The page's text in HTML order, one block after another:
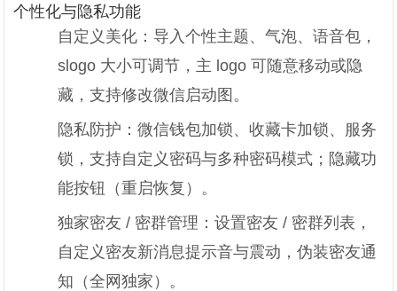
个性化与隐私功能
自定义美化：导入个性主题、气泡、语音包，
slogo 大小可调节，主 logo 可随意移动或隐
藏，支持修改微信启动图。
隐私防护：微信钱包加锁、收藏卡加锁、服务
锁，支持自定义密码与多种密码模式；隐藏功
能按钮（重启恢复）。
独家密友 / 密群管理：设置密友 / 密群列表，
自定义密友新消息提示音与震动，伪装密友通
知（全网独家）。